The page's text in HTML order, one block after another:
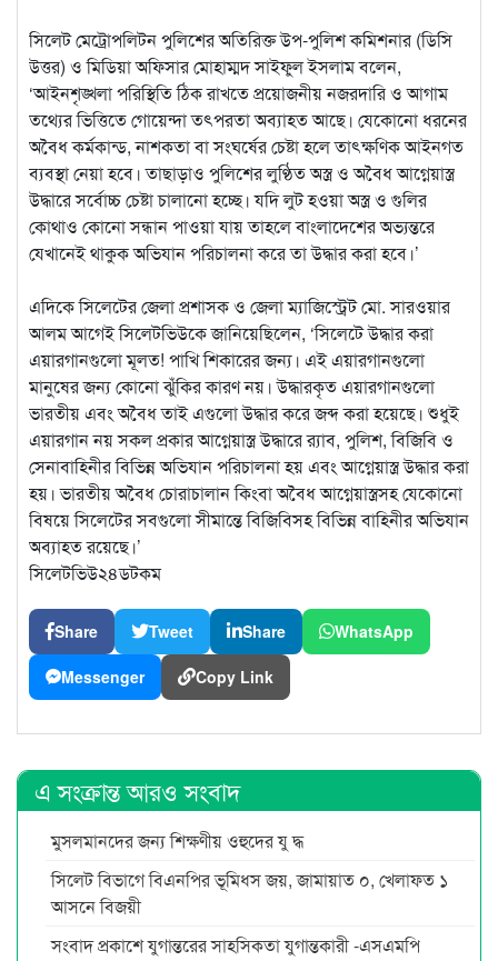
সিলেট মেট্রোপলিটন পুলিশের অতিরিক্ত উপ-পুলিশ কমিশনার (ডিসি
উত্তর) ও মিডিয়া অফিসার মোহাম্মদ সাইফুল ইসলাম বলেন,
‘আইনশৃঙ্খলা পরিস্থিতি ঠিক রাখতে প্রয়োজনীয় নজরদারি ও আগাম
তথ্যের ভিত্তিতে গোয়েন্দা তৎপরতা অব্যাহত আছে। যেকোনো ধরনের
অবৈধ কর্মকান্ড, নাশকতা বা সংঘর্ষের চেষ্টা হলে তাৎক্ষণিক আইনগত
ব্যবস্থা নেয়া হবে। তাছাড়াও পুলিশের লুণ্ঠিত অস্ত্র ও অবৈধ আগ্নেয়াস্ত্র
উদ্ধারে সর্বোচ্চ চেষ্টা চালানো হচ্ছে। যদি লুট হওয়া অস্ত্র ও গুলির
কোথাও কোনো সন্ধান পাওয়া যায় তাহলে বাংলাদেশের অভ্যন্তরে
যেখানেই থাকুক অভিযান পরিচালনা করে তা উদ্ধার করা হবে।’
এদিকে সিলেটের জেলা প্রশাসক ও জেলা ম্যাজিস্ট্রেট মো. সারওয়ার
আলম আগেই সিলেটভিউকে জানিয়েছিলেন, ‘সিলেটে উদ্ধার করা
এয়ারগানগুলো মূলত! পাখি শিকারের জন্য। এই এয়ারগানগুলো
মানুষের জন্য কোনো ঝুঁকির কারণ নয়। উদ্ধারকৃত এয়ারগানগুলো
ভারতীয় এবং অবৈধ তাই এগুলো উদ্ধার করে জব্দ করা হয়েছে। শুধুই
এয়ারগান নয় সকল প্রকার আগ্নেয়াস্ত্র উদ্ধারে র‌্যাব, পুলিশ, বিজিবি ও
সেনাবাহিনীর বিভিন্ন অভিযান পরিচালনা হয় এবং আগ্নেয়াস্ত্র উদ্ধার করা
হয়। ভারতীয় অবৈধ চোরাচালান কিংবা অবৈধ আগ্নেয়াস্ত্রসহ যেকোনো
বিষয়ে সিলেটের সবগুলো সীমান্তে বিজিবিসহ বিভিন্ন বাহিনীর অভিযান
অব্যাহত রয়েছে।’
সিলেটভিউ২৪ডটকম
Share Tweet Share WhatsApp
Messenger Copy Link
এ সংক্রান্ত আরও সংবাদ
মুসলমানদের জন্য শিক্ষণীয় ওহুদের যু দ্ধ
সিলেট বিভাগে বিএনপির ভূমিধস জয়, জামায়াত ০, খেলাফত ১
আসনে বিজয়ী
সংবাদ প্রকাশে যুগান্তরের সাহসিকতা যুগান্তকারী -এসএমপি